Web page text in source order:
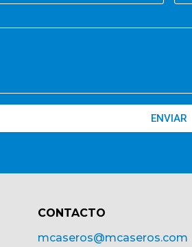
ENVIAR
CONTACTO​
mcaseros@mcaseros.com